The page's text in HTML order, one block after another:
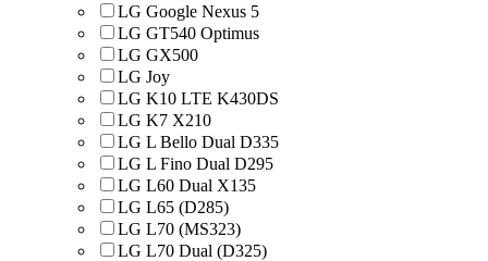
LG Google Nexus 5
LG GT540 Optimus
LG GX500
LG Joy
LG K10 LTE K430DS
LG K7 X210
LG L Bello Dual D335
LG L Fino Dual D295
LG L60 Dual X135
LG L65 (D285)
LG L70 (MS323)
LG L70 Dual (D325)